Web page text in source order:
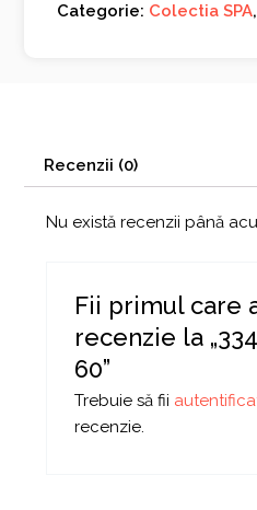
Categorie: Colectia SPA,
Recenzii (0)
Nu există recenzii până
Fii primul care
recenzie la
60”
Trebuie să fii
recenzie.